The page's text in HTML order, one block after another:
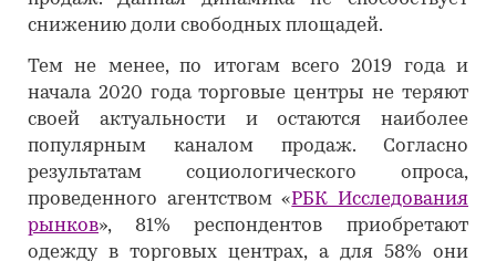
снижению доли свободных площадей.
Тем не менее, по итогам всего 2019 года и
начала 2020 года торговые центры не теряют
своей актуальности и остаются наиболее
популярным каналом продаж. Согласно
результатам социологического опроса,
проведенного агентством «РБК Исследования
рынков», 81% респондентов приобретают
одежду в торговых центрах, а для 58% они